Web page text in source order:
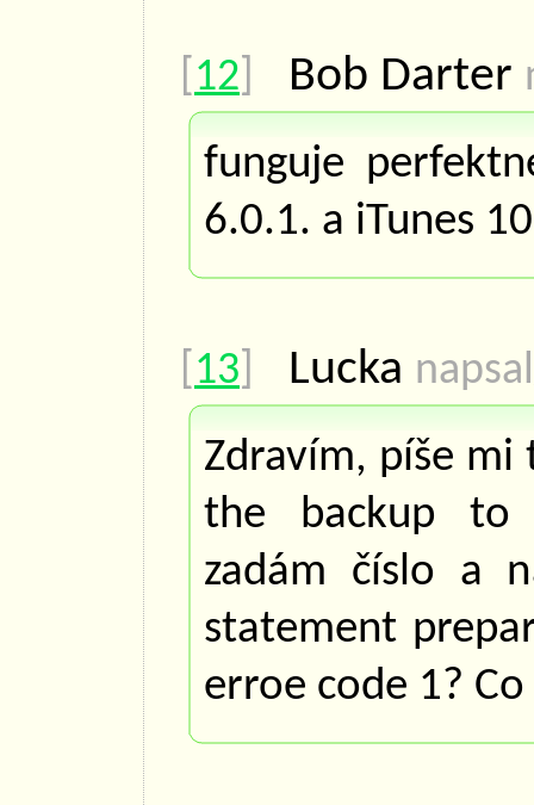
12 Bob Darter
funguje
6.0.1. a iTunes
13 Lucka
Zdravím, píše
the backup to
zadám číslo a
statement
erroe code 1?